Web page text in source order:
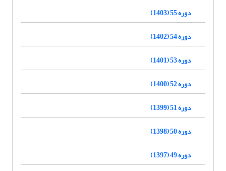
دوره 55 (1403)
دوره 54 (1402)
دوره 53 (1401)
دوره 52 (1400)
دوره 51 (1399)
دوره 50 (1398)
دوره 49 (1397)